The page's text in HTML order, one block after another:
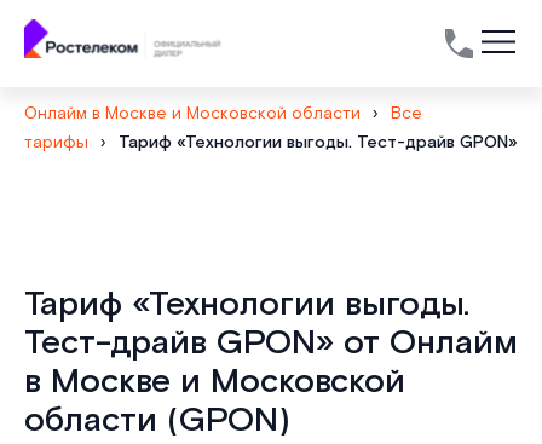
Онлайм в Москве и Московской области ›
Все
тарифы
› Тариф «Технологии выгоды. Тест-драйв GPON»
Тариф «Технологии выгоды.
Тест-драйв GPON» от Онлайм
в Москве и Московской
области (GPON)